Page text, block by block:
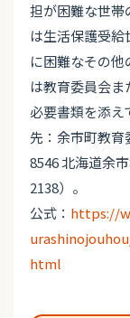
担が困難な世帯
は生活保護受
に困難なその
は教育委員会ま
必要書類を添え
先：余市町教育
8546 北海道余
2138）。
公式： https://
html